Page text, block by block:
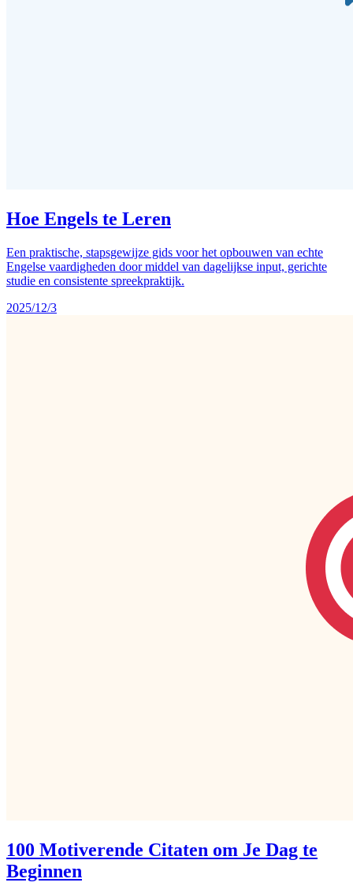
Hoe Engels te Leren
Een praktische, stapsgewijze gids voor het opbouwen van echte
Engelse vaardigheden door middel van dagelijkse input, gerichte
studie en consistente spreekpraktijk.
2025/12/3
100 Motiverende Citaten om Je Dag te
Beginnen